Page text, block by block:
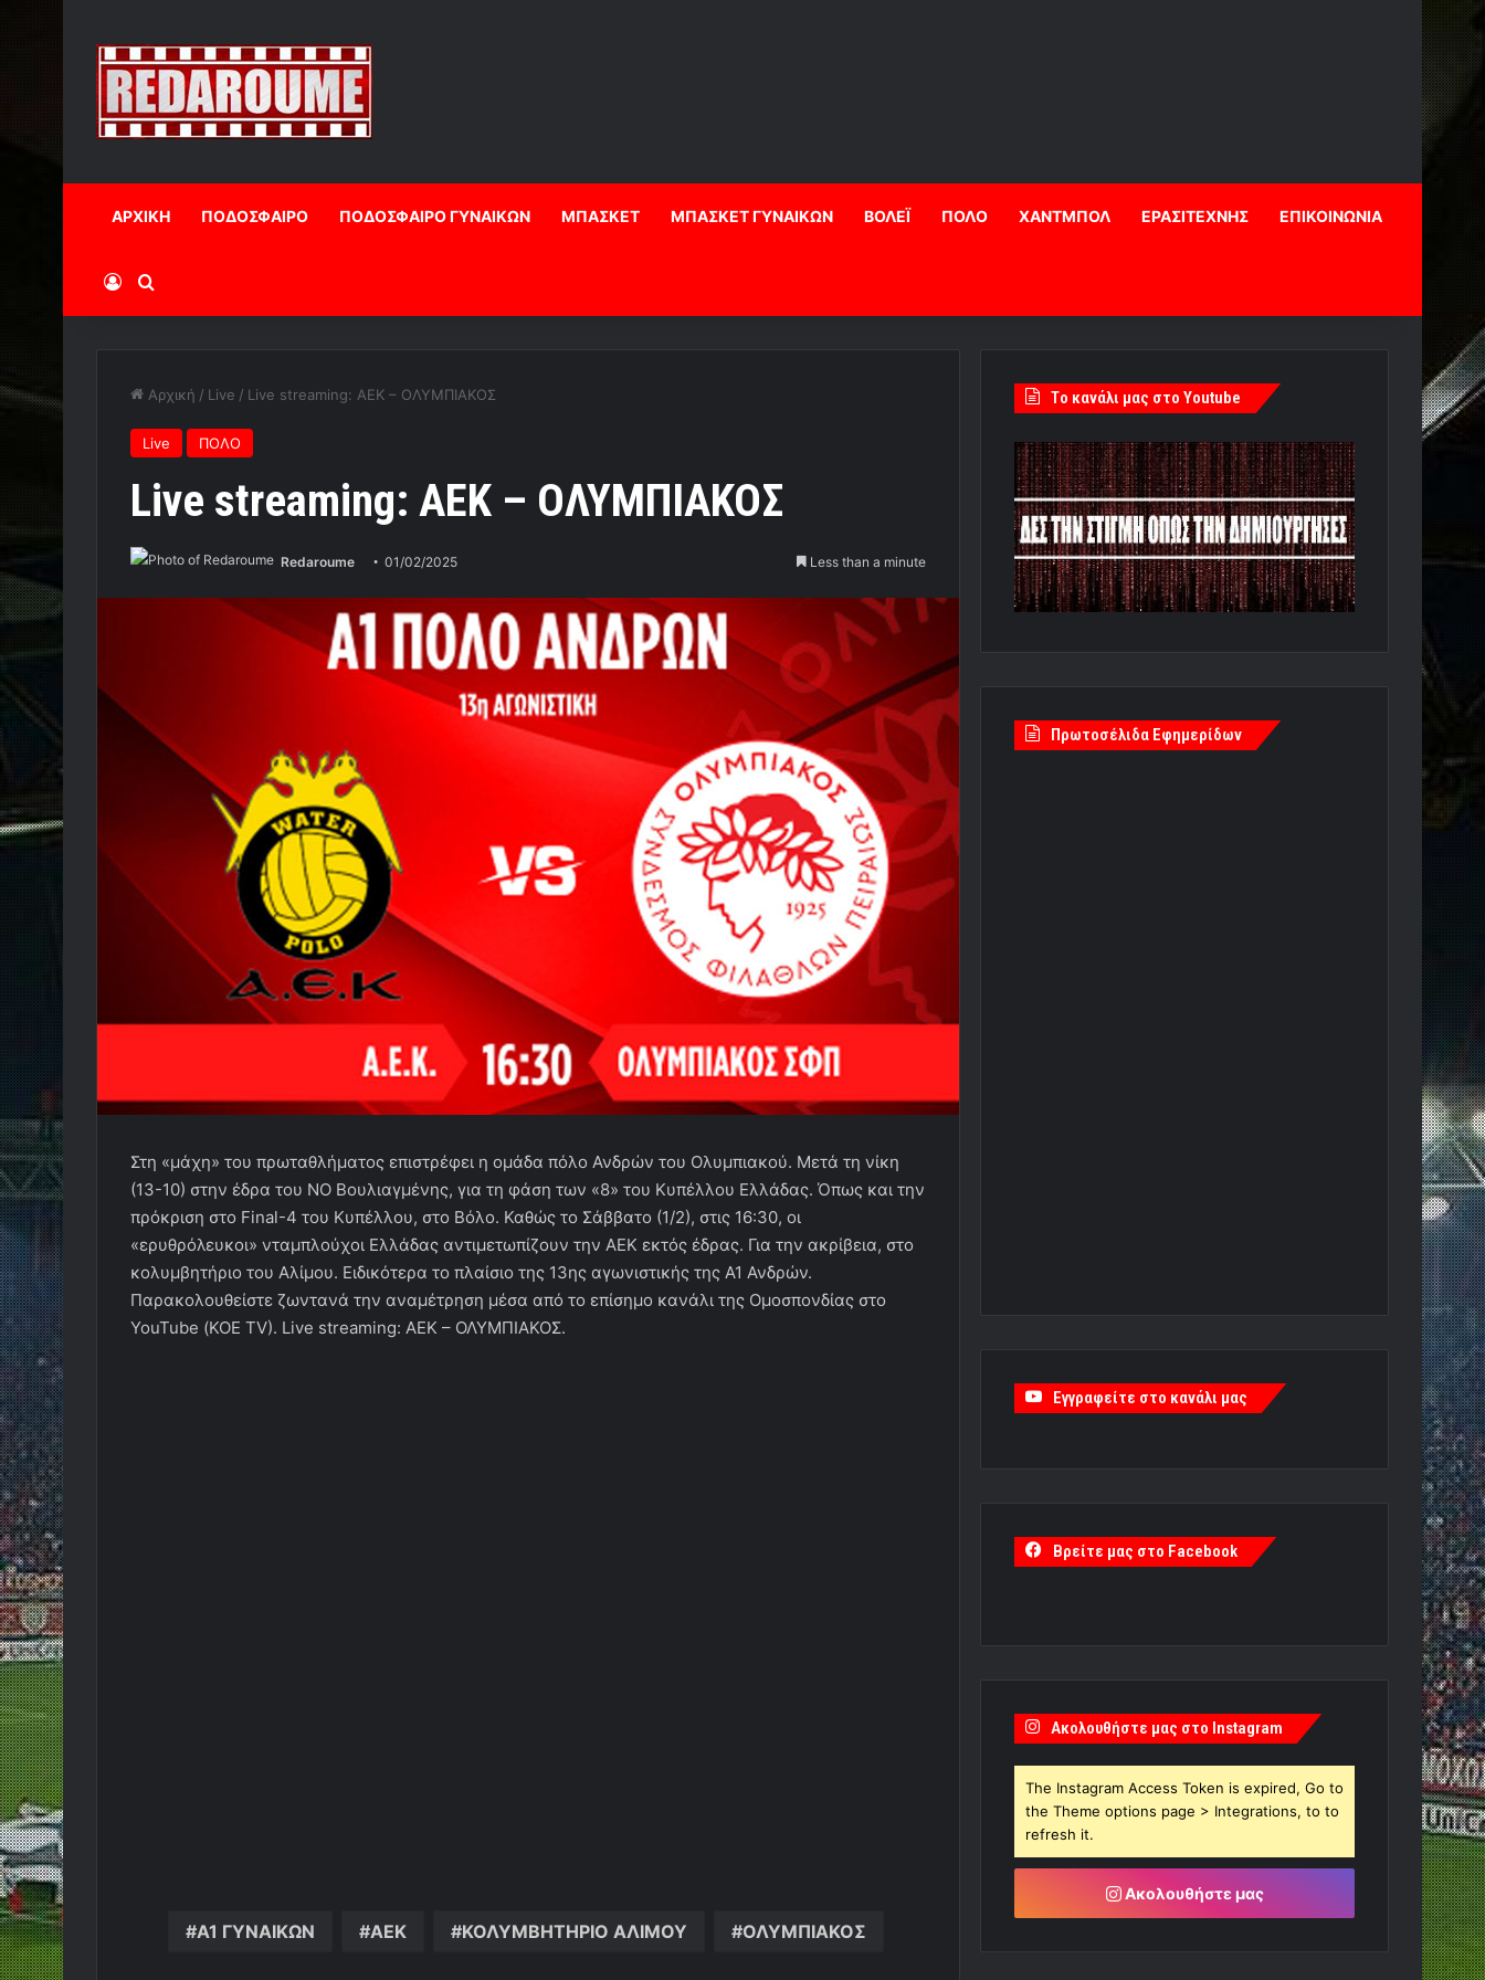
ΑΡΧΙΚΗ ΠΟΔΟΣΦΑΙΡΟ ΠΟΔΟΣΦΑΙΡΟ ΓΥΝΑΙΚΩΝ ΜΠΑΣΚΕΤ ΜΠΑΣΚΕΤ ΓΥΝΑΙΚΩΝ ΒΟΛΕΪ ΠΟΛΟ ΧΑΝΤΜΠΟΛ ΕΡΑΣΙΤΕΧΝΗΣ ΕΠΙΚΟΙΝΩΝΙΑ
Log InΑναζήτηση
Αρχική / Live / Live streaming: ΑΕΚ – ΟΛΥΜΠΙΑΚΟΣ
Live ΠΟΛΟ
Live streaming: ΑΕΚ – ΟΛΥΜΠΙΑΚΟΣ
Redaroume 01/02/2025 Less than a minute
Στη «μάχη» του πρωταθλήματος επιστρέφει η ομάδα πόλο Ανδρών του Ολυμπιακού. Μετά τη νίκη
(13-10) στην έδρα του ΝΟ Βουλιαγμένης, για τη φάση των «8» του Κυπέλλου Ελλάδας. Όπως και την
πρόκριση στο Final-4 του Κυπέλλου, στο Βόλο. Καθώς το Σάββατο (1/2), στις 16:30, οι
«ερυθρόλευκοι» νταμπλούχοι Ελλάδας αντιμετωπίζουν την ΑΕΚ εκτός έδρας. Για την ακρίβεια, στο
κολυμβητήριο του Αλίμου. Ειδικότερα το πλαίσιο της 13ης αγωνιστικής της Α1 Ανδρών.
Παρακολουθείστε ζωντανά την αναμέτρηση μέσα από το επίσημο κανάλι της Ομοσπονδίας στο
YouTube (ΚΟΕ TV). Live streaming: ΑΕΚ – ΟΛΥΜΠΙΑΚΟΣ.
Α1 ΓΥΝΑΙΚΩΝ ΑΕΚ ΚΟΛΥΜΒΗΤΗΡΙΟ ΑΛΙΜΟΥ ΟΛΥΜΠΙΑΚΟΣ
Tο κανάλι μας στο Youtube
Πρωτοσέλιδα Εφημερίδων
Εγγραφείτε στο κανάλι μας
Βρείτε μας στο Facebook
Ακολουθήστε μας στο Instagram
The Instagram Access Token is expired, Go to
the Theme options page > Integrations, to to
refresh it.
Ακολουθήστε μας